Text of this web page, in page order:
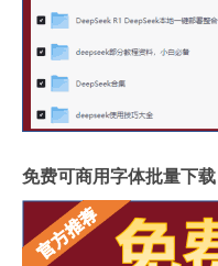
免费可商用字体批量下载